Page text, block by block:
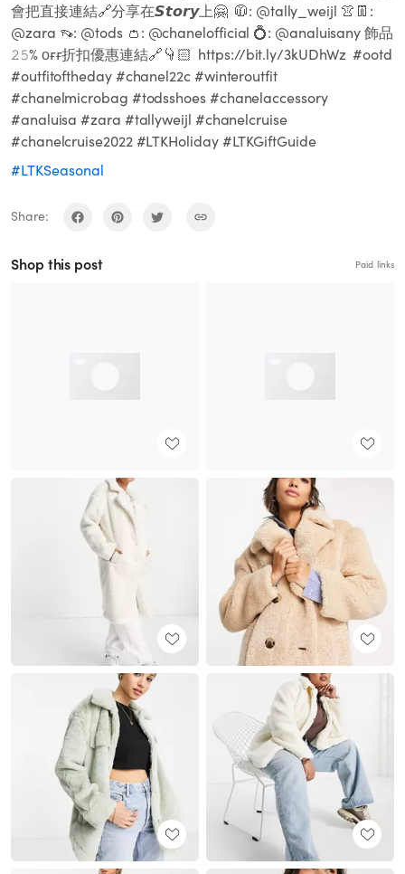
會把直接連結🔗分享在𝙎𝙩𝙤𝙧𝙮上🤗 ㅤㅤㅤㅤㅤ 🧥: @tally_weijl 👚👖:
@zara 👡: @tods 👛: @chanelofficial 💍: @analuisany 飾品
𝟸𝟻% ᴏғғ折扣優惠連結🔗👇🏻 ㅤㅤㅤㅤㅤ https://bit.ly/3kUDhWz ㅤㅤㅤㅤㅤ #ootd
#outfitoftheday #chanel22c #winteroutfit
#chanelmicrobag #todsshoes #chanelaccessory
#analuisa #zara #tallyweijl #chanelcruise
#chanelcruise2022 #LTKHoliday #LTKGiftGuide
#LTKSeasonal
Share:
Shop this post Paid links